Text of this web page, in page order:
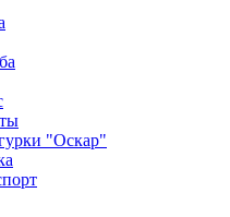
"Оскар"